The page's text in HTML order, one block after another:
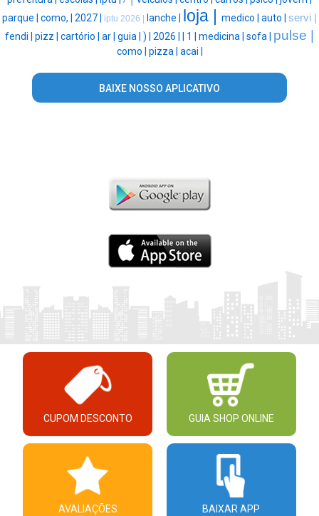
parque | como, | 2027 | iptu 2026 | lanche | loja | medico | auto | servi |
fendi | pizz | cartório | ar | guia | ) | 2026 | 1 | medicina | sofa | pulse |
como | pizza | acai |
BAIXE NOSSO APLICATIVO
CUPOM DESCONTO GUIA SHOP ONLINE
AVALIAÇÕES BAIXAR APP